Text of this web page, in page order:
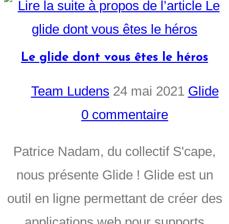
Le glide dont vous êtes le héros
Team Ludens 24 mai 2021 Glide
0 commentaire
Patrice Nadam, du collectif S'cape,
nous présente Glide ! Glide est un
outil en ligne permettant de créer des